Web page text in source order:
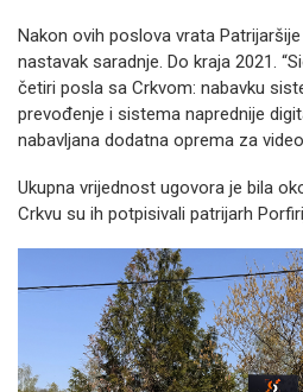
Nakon ovih poslova vrata
nastavak saradnje. Do kraja 2021.
četiri posla sa Crkvom: nabavku
prevođenje i sistema naprednije
nabavljana dodatna oprema za
Ukupna vrijednost ugovora je bila
Crkvu su ih potpisivali patrijarh